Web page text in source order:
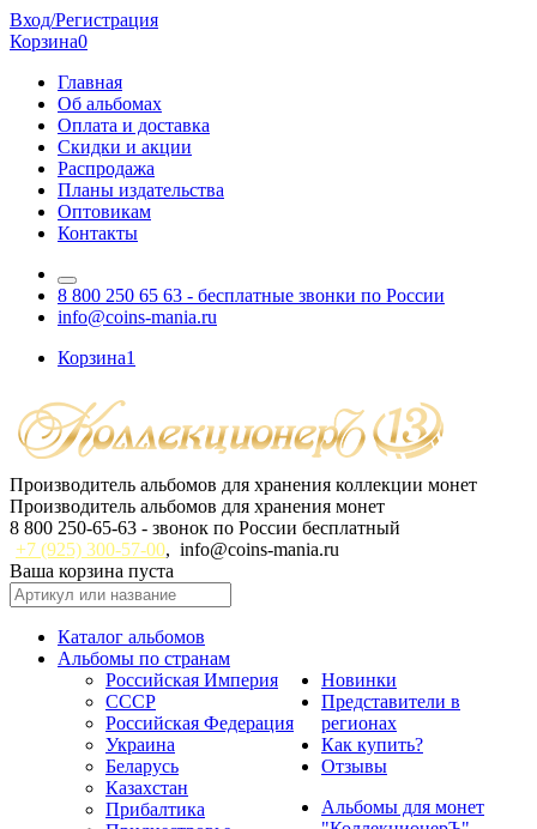
Вход/Регистрация
Корзина0
Главная
Об альбомах
Оплата и доставка
Скидки и акции
Распродажа
Планы издательства
Оптовикам
Контакты
8 800 250 65 63 - бесплатные звонки по России
info@coins-mania.ru
Корзина1
Производитель альбомов для хранения коллекции монет
Производитель альбомов для хранения монет
8 800 250-65-63 - звонок по России бесплатный
+7 (925) 300-57-00, info@coins-mania.ru
Ваша корзина пуста
Каталог альбомов
Альбомы по странам
Российская Империя
СССР
Российская Федерация
Украина
Беларусь
Казахстан
Прибалтика
Новинки
Представители в
регионах
Как купить?
Отзывы
Альбомы для монет